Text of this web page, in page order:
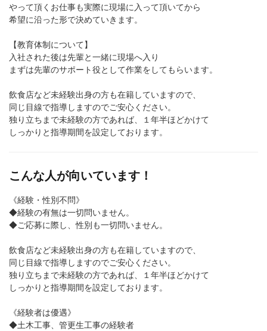
やって頂くお仕事も実際に現場に入って頂いてから
希望に沿った形で決めていきます。
【教育体制について】
入社された後は先輩と一緒に現場へ入り
まずは先輩のサポート役として作業をしてもらいます。
飲食店など未経験出身の方も在籍していますので、
同じ目線で指導しますのでご安心ください。
独り立ちまで未経験の方であれば、１年半ほどかけて
しっかりと指導期間を設定しております。
こんな人が向いています！
《経験・性別不問》
◆経験の有無は一切問いません。
◆ご応募に際し、性別も一切問いません。
飲食店など未経験出身の方も在籍していますので、
同じ目線で指導しますのでご安心ください。
独り立ちまで未経験の方であれば、１年半ほどかけて
しっかりと指導期間を設定しております。
《経験者は優遇》
◆土木工事、管更生工事の経験者